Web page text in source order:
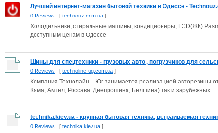
Лучший интернет-магазин бытовой техники в Одессе -
0 Reviews [ technouz.com.ua ]
Холодильники, стиральные машины, кондиционеры, LCD(ЖК)
доступным ценам в Одессе
Шины для спецтехники - грузовых авто , погрузчиков для
0 Reviews [ technoline-ug.com.ua ]
Компания Технолайн – Юг занимается реализацией авторезины
Кама, Амтел, Россава, Днепрошина, Белшина) так и зарубежных...
technika.kiev.ua - крупная бытовая техника, встраиваемая
0 Reviews [ technika.kiev.ua ]